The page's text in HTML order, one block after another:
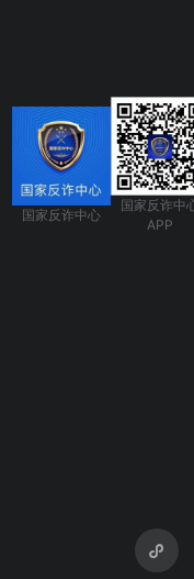
国家反诈中心
国家反诈中
APP